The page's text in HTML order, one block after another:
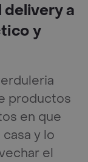
a
y
productos
en que
y lo
el